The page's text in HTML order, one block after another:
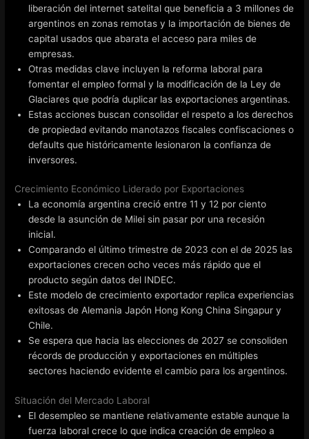
liberación del internet satelital que beneficia a 3 millones de
argentinos en zonas remotas y la importación de bienes de
capital usados que abarata el acceso para miles de
empresas.
Otras medidas clave incluyen la reforma laboral para
fomentar el empleo formal y la modificación de la Ley de
Glaciares que podría duplicar las exportaciones argentinas.
Estas acciones buscan consolidar el respeto a los derechos
de propiedad evitando manotazos fiscales confiscaciones o
defaults que históricamente lesionaron la confianza de
inversores.
Crecimiento Económico Liderado por Exportaciones
La economía argentina creció entre 11 y 12 por ciento
desde la asunción de Milei sin pasar por una recesión
inicial.
Comparando el último trimestre de 2023 con el de 2025 las
exportaciones crecen ocho veces más rápido que el
producto según datos del INDEC.
Este modelo de crecimiento exportador replica experiencias
exitosas de Alemania Japón Hong Kong China Singapur y
Chile.
Se espera que hacia las elecciones de 2027 se consoliden
récords de producción y exportaciones en múltiples
sectores haciendo evidente el cambio para los argentinos.
Situación del Mercado Laboral
El desempleo se mantiene relativamente estable aunque la
fuerza laboral crece lo que indica creación de empleo a